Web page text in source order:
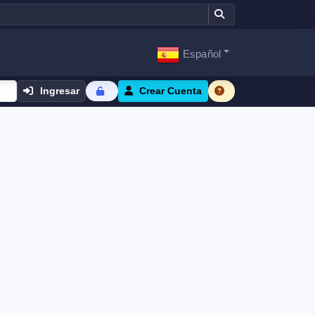
Español
Ingresar Crear Cuenta